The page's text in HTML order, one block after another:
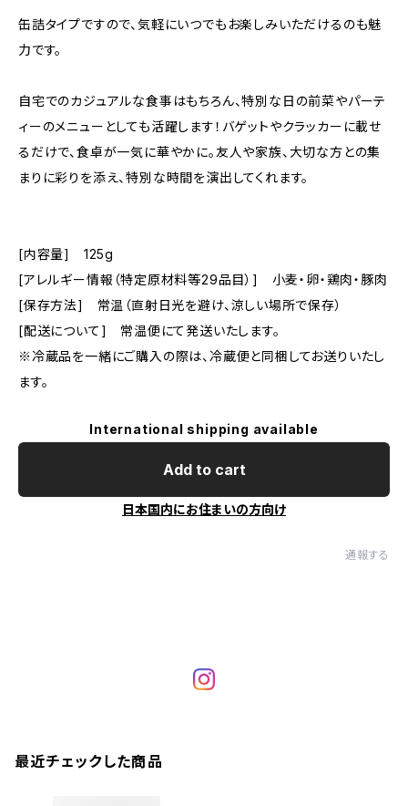
缶詰タイプですので、気軽にいつでもお楽しみいただけるのも魅
力です。
自宅でのカジュアルな食事はもちろん、特別な日の前菜やパーテ
ィーのメニューとしても活躍します！バゲットやクラッカーに載せ
るだけで、食卓が一気に華やかに。友人や家族、大切な方との集
まりに彩りを添え、特別な時間を演出してくれます。
[内容量] 125g
[アレルギー情報（特定原材料等29品目）] 小麦・卵・鶏肉・豚肉
[保存方法] 常温（直射日光を避け、涼しい場所で保存）
[配送について] 常温便にて発送いたします。
※冷蔵品を一緒にご購入の際は、冷蔵便と同梱してお送りいたし
ます。
International shipping available
Add to cart
日本国内にお住まいの方向け
通報する
最近チェックした商品